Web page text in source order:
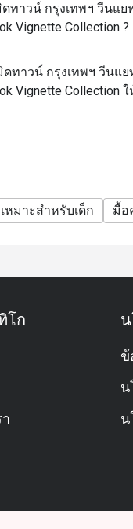
ทาวน์ กรุงเทพฯ วีนแ
Vignette Collection ?
ดทาวน์ กรุงเทพฯ วีนแ
Vignette Collection
เหมาะสำหรับเด็ก มื้อ
โก
ข้
น
น